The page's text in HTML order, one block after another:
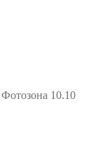
Фотозона 10.10